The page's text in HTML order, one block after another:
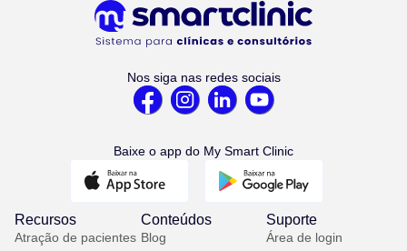
Nos siga nas redes sociais
Baixe o app do My Smart Clinic
Recursos
Atração de pacientes
Conteúdos
Blog
Suporte
Área de login